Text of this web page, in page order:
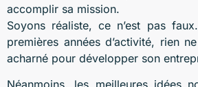
accomplir sa mission.
Soyons réaliste, ce n’est pas
premières années d’activité, rien
acharné pour développer son